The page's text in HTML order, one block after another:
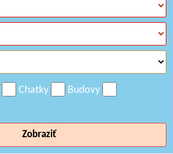
Chatky
Budovy
Zobraziť